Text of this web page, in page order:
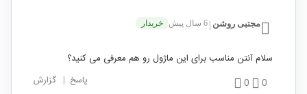
مجتبی روشن 6 سال پیش خریدار
سلام آنتن مناسب برای این ماژول رو هم معرفی می کنید؟
0
0 پاسخ | گزارش